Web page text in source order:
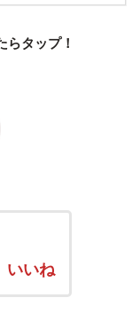
タップ！
いいね